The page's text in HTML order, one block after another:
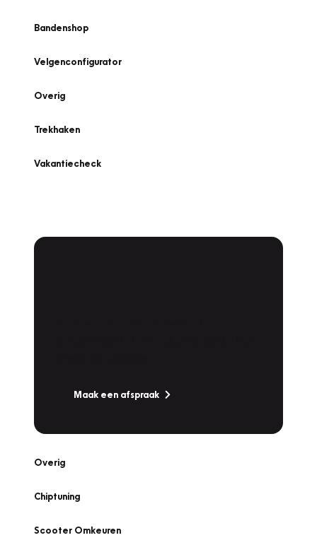
Bandenshop
Velgenconfigurator
Overig
Trekhaken
Vakantiecheck
Maak een afspraak
Overig
Chiptuning
Scooter Omkeuren